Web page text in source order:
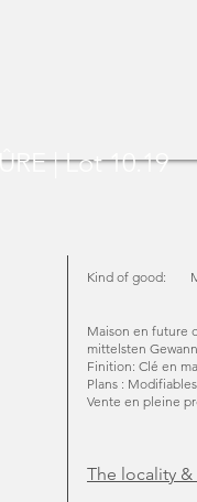
| Lot 10.19
Maison en future
mittelsten
Finition: Clé en
Plans : Modifiables
Vente en pleine
Kind of good:
The locality